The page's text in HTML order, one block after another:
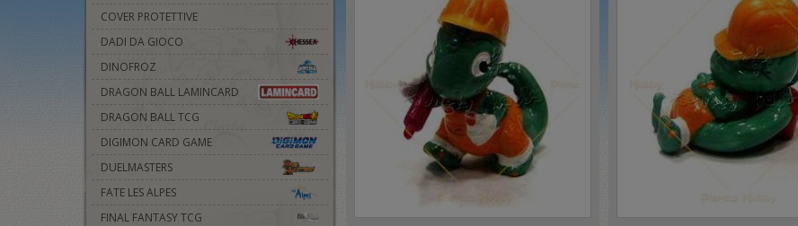
COVER PROTETTIVE
DADI DA GIOCO
DINOFROZ
DRAGON BALL LAMINCARD
DRAGON BALL TCG
DIGIMON CARD GAME
DUELMASTERS
FATE LES ALPES
FINAL FANTASY TCG